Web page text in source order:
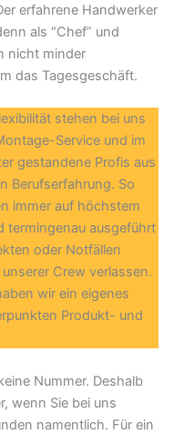
erfahrene Handwerker
als “Chef” und
nicht minder
das Tagesgeschäft.
stehen bei uns
Service und im
gestandene Profis aus
Berufserfahrung. So
immer auf höchstem
termingenau ausgeführt
oder Notfällen
Crew verlassen.
wir ein eigenes
Produkt- und
Nummer. Deshalb
wenn Sie bei uns
namentlich. Für ein